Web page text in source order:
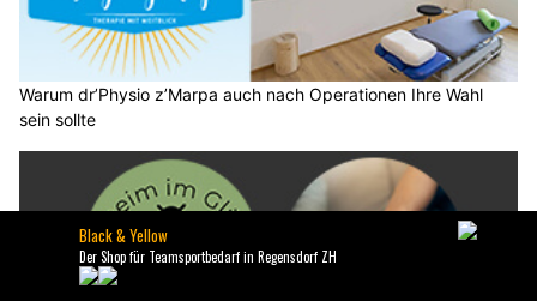
Warum dr’Physio z’Marpa auch nach Operationen Ihre Wahl
sein sollte